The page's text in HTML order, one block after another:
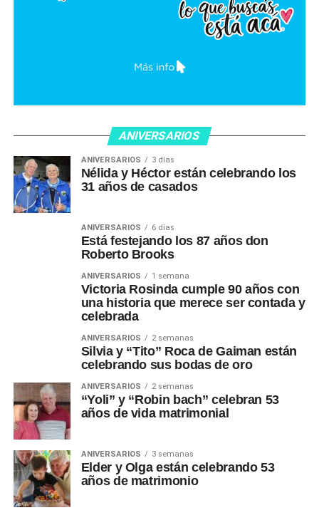
ANIVERSARIOS
ANIVERSARIOS 3 días
Nélida y Héctor están celebrando los
31 años de casados
ANIVERSARIOS 6 días
Está festejando los 87 años don
Roberto Brooks
ANIVERSARIOS 1 semana
Victoria Rosinda cumple 90 años con
una historia que merece ser contada y
celebrada
ANIVERSARIOS 2 semanas
Silvia y “Tito” Roca de Gaiman están
celebrando sus bodas de oro
ANIVERSARIOS 2 semanas
“Yoli” y “Robin bach” celebran 53
años de vida matrimonial
ANIVERSARIOS 3 semanas
Elder y Olga están celebrando 53
años de matrimonio